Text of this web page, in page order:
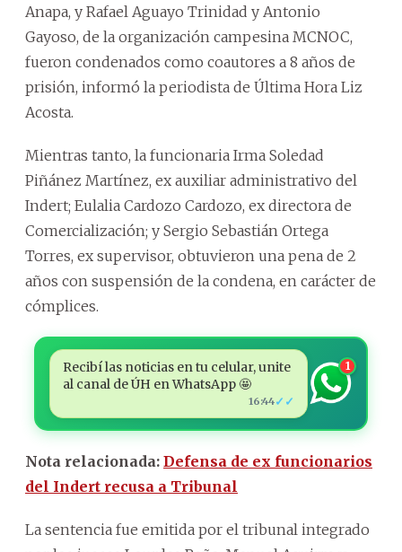
Anapa, y Rafael Aguayo Trinidad y Antonio
Gayoso, de la organización campesina MCNOC,
fueron condenados como coautores a 8 años de
prisión, informó la periodista de Última Hora Liz
Acosta.
Mientras tanto, la funcionaria Irma Soledad
Piñánez Martínez, ex auxiliar administrativo del
Indert; Eulalia Cardozo Cardozo, ex directora de
Comercialización; y Sergio Sebastián Ortega
Torres, ex supervisor, obtuvieron una pena de 2
años con suspensión de la condena, en carácter de
cómplices.
Recibí las noticias en tu celular, unite
al canal de ÚH en WhatsApp 🤩
16:44✓✓
1
Nota relacionada: Defensa de ex funcionarios
del Indert recusa a Tribunal
La sentencia fue emitida por el tribunal integrado